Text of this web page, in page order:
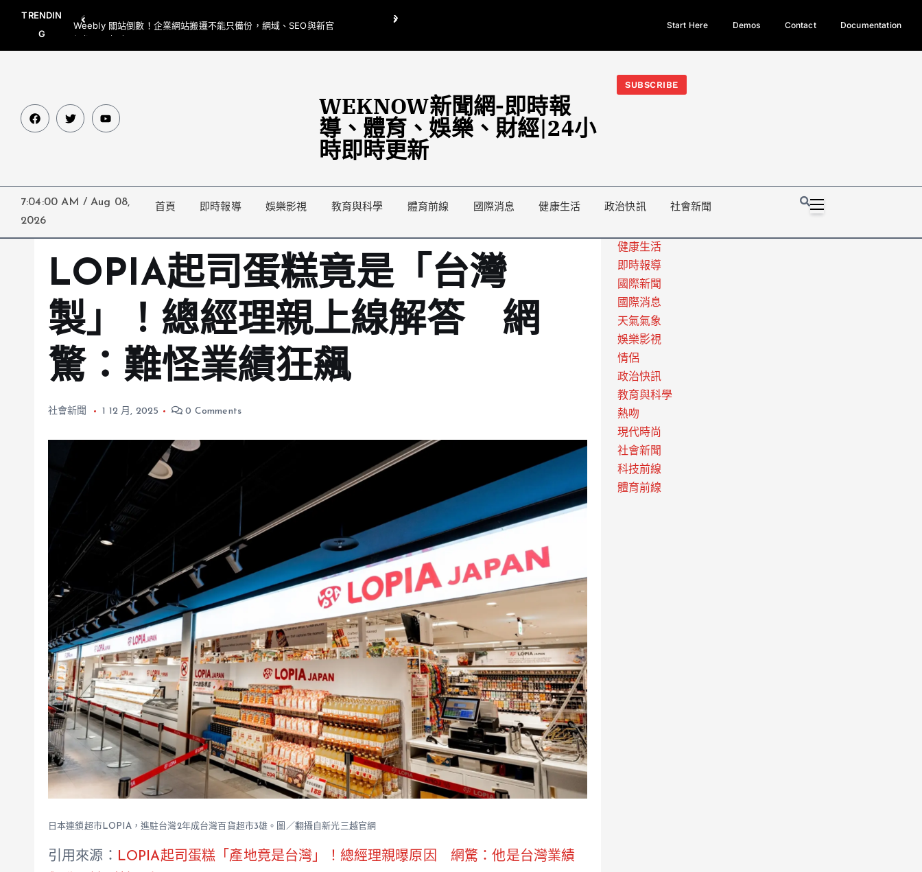
TRENDIN
G
Weebly 關站倒數！企業網站搬遷不能只備份，網域、SEO與新官
網都要一起處理
翁曉玲喊刪陸委會1295萬媒宣費惹議 梁文傑回「只能靠嘴巴」
今日熱門新聞TOP3｜西拉雅族正式成第17個原住民族、立院電競
光電場回
Start Here Demos Contact Documentation
WEKNOW新聞網-即時報
導、體育、娛樂、財經|24小
時即時更新
SUBSCRIBE
7:04:01 AM /
Aug 08,
2026
首頁 即時報導 娛樂影視 教育與科學 體育前線 國際消息 健康生活 政治快訊 社會新聞
LOPIA起司蛋糕竟是「台灣
製」！總經理親上線解答 網
驚：難怪業績狂飆
社會新聞 1 12 月, 2025 0 Comments
日本連鎖超市LOPIA，進駐台灣2年成台灣百貨超市3雄。圖／翻攝自新光三越官網
引用來源： LOPIA起司蛋糕「產地竟是台灣」！總經理親曝原因 網驚：他是台灣業績
健康生活
即時報導
國際新聞
國際消息
天氣氣象
娛樂影視
情侶
政治快訊
教育與科學
熱吻
現代時尚
社會新聞
科技前線
體育前線